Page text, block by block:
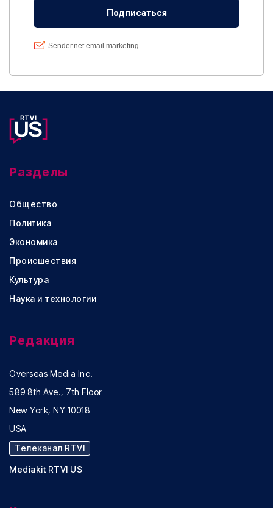
Разделы
Общество
Политика
Экономика
Происшествия
Культура
Наука и технологии
Редакция
Overseas Media Inc.
589 8th Ave., 7th Floor
New York, NY 10018
USA
Телеканал RTVI
Mediakit RTVI US